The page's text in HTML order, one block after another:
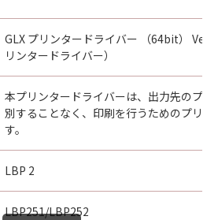
の条項またはその一部が法
ると決定された場合でも、そ
に有効に存続するものとしま
GLX プリンタードライバー （64bit）
リンタードライバー）
本プリンタードライバーは、出力先のプ
別することなく、印刷を行うためのプリ
す。
LBP 2
LBP251/LBP252